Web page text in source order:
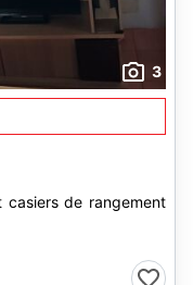
3
de rangement